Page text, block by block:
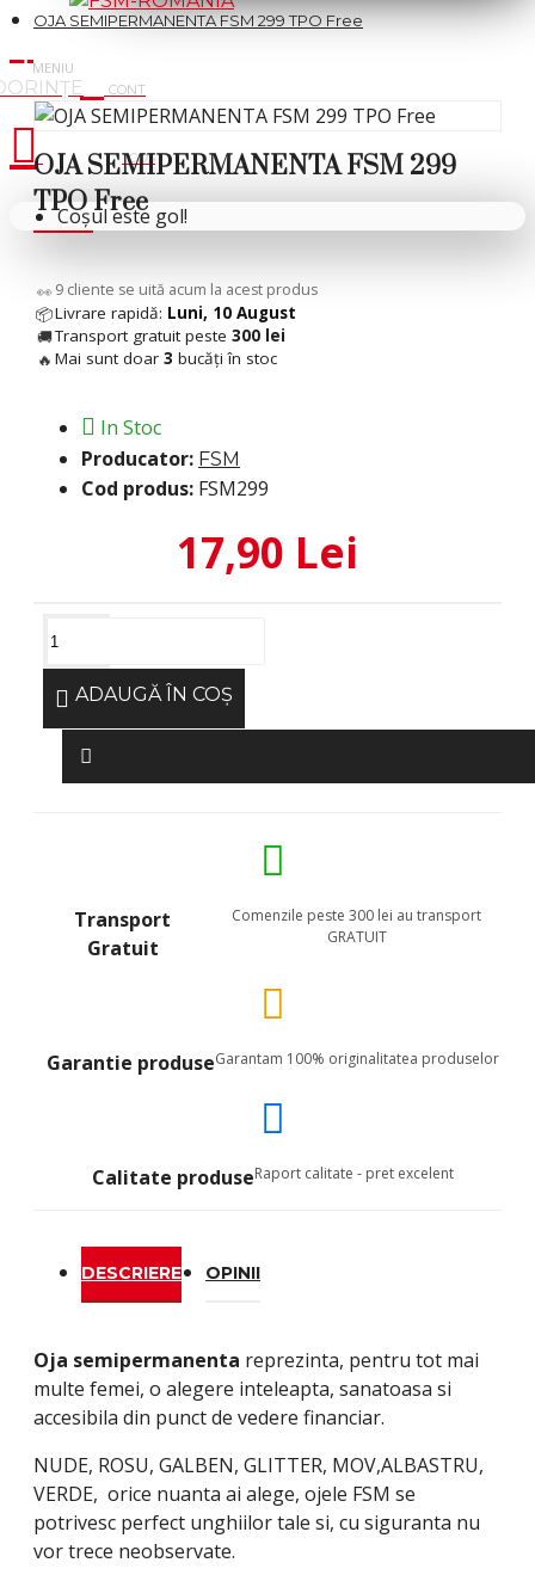
Cosul tau
Coșul este gol!
OJA SEMIPERMANENTA FSM 299 TPO Free
OJA SEMIPERMANENTA FSM 299
TPO Free
👀 6 cliente se uită acum la acest produs
📦Livrare rapidă: Luni, 10 August
🚚Transport gratuit peste 300 lei
🔥 Mai sunt doar 3 bucăți în stoc
In Stoc
Producator: FSM
Cod produs: FSM299
17,90 Lei
ADAUGĂ ÎN COŞ
Transport
Gratuit
Comenzile peste 300 lei au transport
GRATUIT
Garantie produseGarantam 100% originalitatea produselor
Calitate produseRaport calitate - pret excelent
DESCRIERE OPINII
Oja semipermanenta reprezinta, pentru tot mai
multe femei, o alegere inteleapta, sanatoasa si
accesibila din punct de vedere financiar.
NUDE, ROSU, GALBEN, GLITTER, MOV,ALBASTRU,
VERDE, orice nuanta ai alege, ojele FSM se
potrivesc perfect unghiilor tale si, cu siguranta nu
vor trece neobservate.